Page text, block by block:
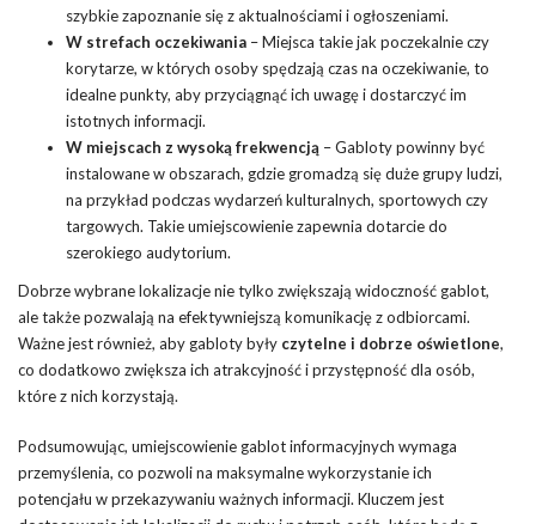
szybkie zapoznanie się z aktualnościami i ogłoszeniami.
W strefach oczekiwania – Miejsca takie jak poczekalnie czy
korytarze, w których osoby spędzają czas na oczekiwanie, to
idealne punkty, aby przyciągnąć ich uwagę i dostarczyć im
istotnych informacji.
W miejscach z wysoką frekwencją – Gabloty powinny być
instalowane w obszarach, gdzie gromadzą się duże grupy ludzi,
na przykład podczas wydarzeń kulturalnych, sportowych czy
targowych. Takie umiejscowienie zapewnia dotarcie do
szerokiego audytorium.
Dobrze wybrane lokalizacje nie tylko zwiększają widoczność gablot,
ale także pozwalają na efektywniejszą komunikację z odbiorcami.
Ważne jest również, aby gabloty były czytelne i dobrze oświetlone,
co dodatkowo zwiększa ich atrakcyjność i przystępność dla osób,
które z nich korzystają.
Podsumowując, umiejscowienie gablot informacyjnych wymaga
przemyślenia, co pozwoli na maksymalne wykorzystanie ich
potencjału w przekazywaniu ważnych informacji. Kluczem jest